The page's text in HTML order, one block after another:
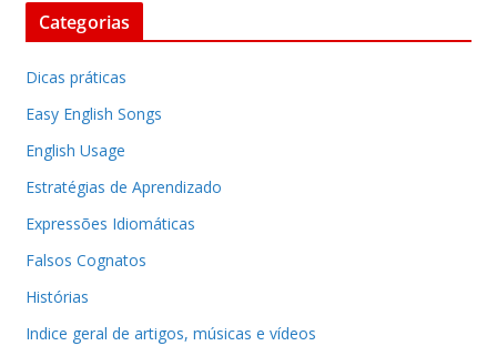
Categorias
Dicas práticas
Easy English Songs
English Usage
Estratégias de Aprendizado
Expressões Idiomáticas
Falsos Cognatos
Histórias
Indice geral de artigos, músicas e vídeos